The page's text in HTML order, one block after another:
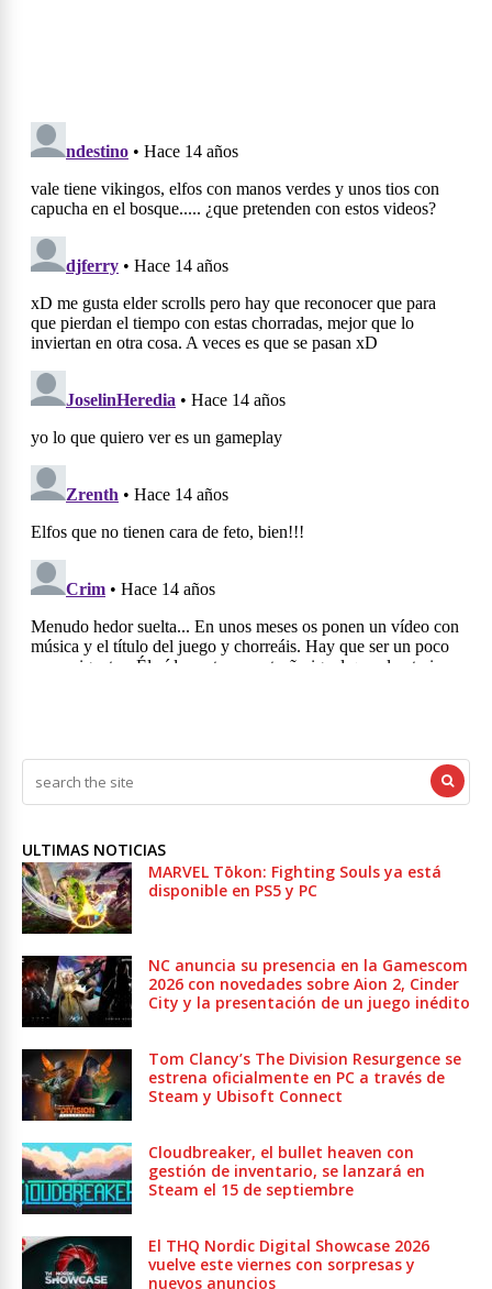
ULTIMAS NOTICIAS
MARVEL Tōkon: Fighting Souls ya está
disponible en PS5 y PC
NC anuncia su presencia en la Gamescom
2026 con novedades sobre Aion 2, Cinder
City y la presentación de un juego inédito
Tom Clancy’s The Division Resurgence se
estrena oficialmente en PC a través de
Steam y Ubisoft Connect
Cloudbreaker, el bullet heaven con
gestión de inventario, se lanzará en
Steam el 15 de septiembre
El THQ Nordic Digital Showcase 2026
vuelve este viernes con sorpresas y
nuevos anuncios